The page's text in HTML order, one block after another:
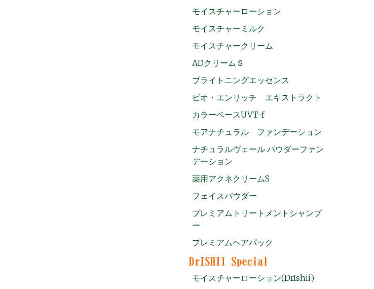
モイスチャーローション
モイスチャーミルク
モイスチャークリーム
ADクリームＳ
ブライトニングエッセンス
ビオ・エンリッチ エキストラクト
カラーベースUVT-f
モアナチュラル ファンデーション
ナチュラルヴェール パウダーファン
デーション
薬用アクネクリームS
フェイスパウダー
プレミアムトリートメントシャンプ
ー
プレミアムヘアパック
モイスチャーローション(DrIshii)